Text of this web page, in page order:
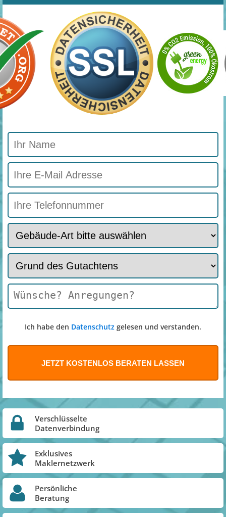
Ich habe den Datenschutz gelesen und verstanden.
Verschlüsselte
Datenverbindung
Exklusives
Maklernetzwerk
Persönliche
Beratung